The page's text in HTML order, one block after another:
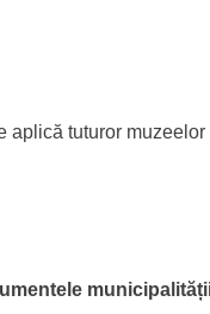
tuturor